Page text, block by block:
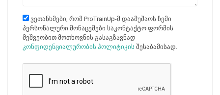
ვეთანხმები, რომ ProTrainUp-მ დაამუშაოს ჩემი
პერსონალური მონაცემები საკონტაქტო ფორმის
მეშვეობით მოთხოვნის გასაგზავნად
კონფიდენციალურობის პოლიტიკის შესაბამისად.